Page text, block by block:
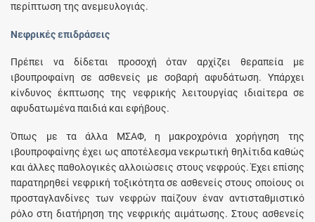
περίπτωση της ανεμευλογιάς.
Νεφρικές επιδράσεις
Πρέπει να δίδεται προσοχή όταν αρχίζει θεραπεία με
ιβουπροφαίνη σε ασθενείς με σοβαρή αφυδάτωση. Υπάρχει
κίνδυνος έκπτωσης της νεφρικής λειτουργίας ιδιαίτερα σε
αφυδατωμένα παιδιά και εφήβους.
Όπως με τα άλλα ΜΣΑΦ, η μακροχρόνια χορήγηση της
ιβουπροφαίνης έχει ως αποτέλεσμα νεκρωτική θηλίτιδα καθώς
και άλλες παθολογικές αλλοιώσεις στους νεφρούς. Έχει επίσης
παρατηρηθεί νεφρική τοξικότητα σε ασθενείς στους οποίους οι
προσταγλανδίνες των νεφρών παίζουν έναν αντισταθμιστικό
ρόλο στη διατήρηση της νεφρικής αιμάτωσης. Στους ασθενείς